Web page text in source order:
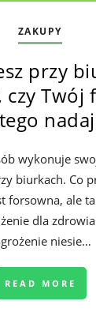
ZAKUPY
przy
czy Twój
wykonuje
biurkach. Co
forsowna, ale
dla
niesie…
READ MORE